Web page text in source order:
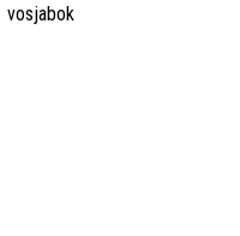
vosjabok